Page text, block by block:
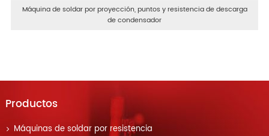
Máquina de soldar por proyección, puntos y resistencia de descarga
de condensador
Productos
Máquinas de soldar por resistencia